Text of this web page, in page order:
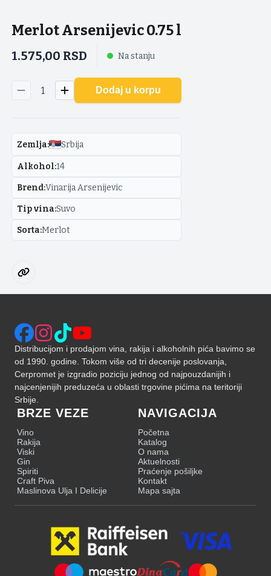
Merlot Arsenijevic 0.75 l
1.575,00 RSD Na stanju
1 Dodaj u korpu
Zemlja: Srbija
Alkohol:14
Brend:Vinarija Arsenijevic
Tip vina:Suvo
Sorta:Merlot
Distribucijom i prodajom vina, rakija i alkoholnih pića bavimo se
od 1990. godine. Tokom više od tri decenije poslovanja,
Cerpromet je izgradio poziciju jednog od najpouzdanijih i
najcenjenijih preduzeća u oblasti trgovine pićima na teritoriji
Srbije.
BRZE VEZE
Vino
Rakija
Viski
Gin
Spiriti
Craft Piva
Maslinova Ulja I Delicije
NAVIGACIJA
Početna
Katalog
O nama
Aktuelnosti
Praćenje pošiljke
Kontakt
Mapa sajta